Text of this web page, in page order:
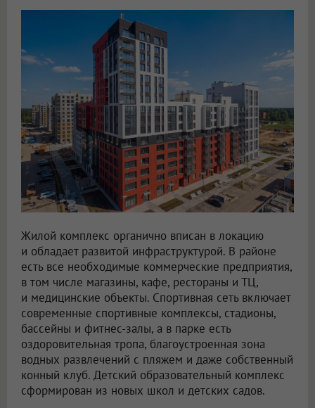
Жилой комплекс органично вписан в локацию
и обладает развитой инфраструктурой. В районе
есть все необходимые коммерческие предприятия,
в том числе магазины, кафе, рестораны и ТЦ,
и медицинские объекты. Спортивная сеть включает
современные спортивные комплексы, стадионы,
бассейны и фитнес-залы, а в парке есть
оздоровительная тропа, благоустроенная зона
водных развлечений с пляжем и даже собственный
конный клуб. Детский образовательный комплекс
сформирован из новых школ и детских садов.